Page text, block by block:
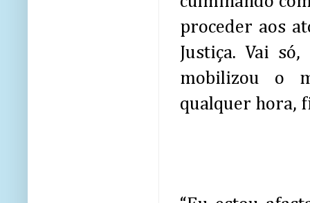
culminando
proceder aos
Justiça. Vai
mobilizou o
qualquer hora,